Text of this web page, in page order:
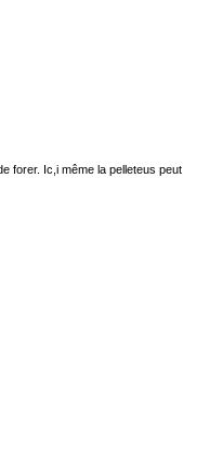
forer. Ic,i même la pelleteus peut